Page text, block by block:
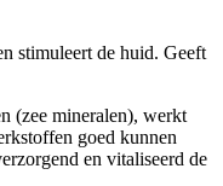
stimuleert de huid. Geeft
(zee mineralen), werkt
goed kunnen
en vitaliseerd de